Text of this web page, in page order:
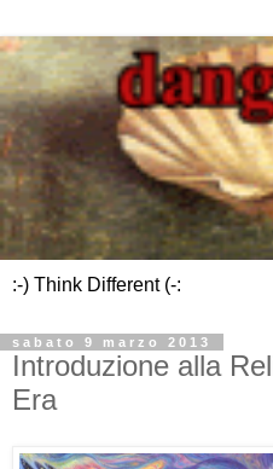
:-) Think Different (-:
sabato 9 marzo 2013
Introduzione alla
Era